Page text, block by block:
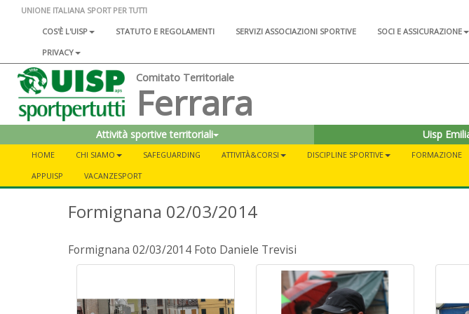
UNIONE ITALIANA SPORT PER TUTTI
COS'È L'UISP
STATUTO E REGOLAMENTI SERVIZI ASSOCIAZIONI SPORTIVE SOCI E ASSICURAZIONE
PRIVACY
Comitato Territoriale
Ferrara
Attività sportive territoriali Uisp
HOME CHI SIAMO SAFEGUARDING ATTIVITÀ&CORSI DISCIPLINE SPORTIVE FORMAZIONE
APPUISP
VACANZESPORT
Formignana 02/03/2014
Formignana 02/03/2014 Foto Daniele Trevisi